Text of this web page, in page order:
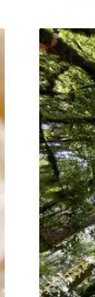
闖進瓷器
的物種。
都直接受
被夷為平
有荒野，
造成